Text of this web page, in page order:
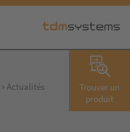
Trouver un
produit
Actualités